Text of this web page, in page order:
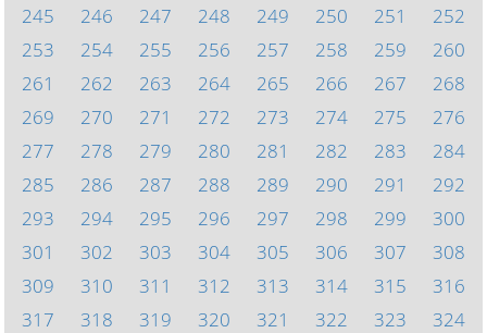
245
246 247 248 249 250 251
252
253
254 255 256 257 258 259
260
261
262 263 264 265 266 267
268
269
270 271 272 273 274 275
276
277
278 279 280 281 282 283
284
285
286 287 288 289 290 291
292
293
294 295 296 297 298 299
300
301
302 303 304 305 306 307
308
309
310 311 312 313 314 315
316
317
318 319 320 321 322 323
324